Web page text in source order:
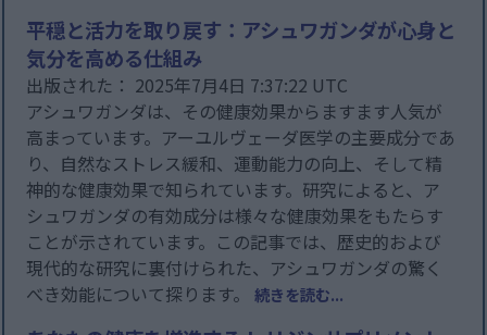
平穏と活力を取り戻す：アシュワガンダが心身と
気分を高める仕組み
出版された： 2025年7月4日 7:37:22 UTC
アシュワガンダは、その健康効果からますます人気が
高まっています。アーユルヴェーダ医学の主要成分であ
り、自然なストレス緩和、運動能力の向上、そして精
神的な健康効果で知られています。研究によると、ア
シュワガンダの有効成分は様々な健康効果をもたらす
ことが示されています。この記事では、歴史的および
現代的な研究に裏付けられた、アシュワガンダの驚く
べき効能について探ります。続きを読む...